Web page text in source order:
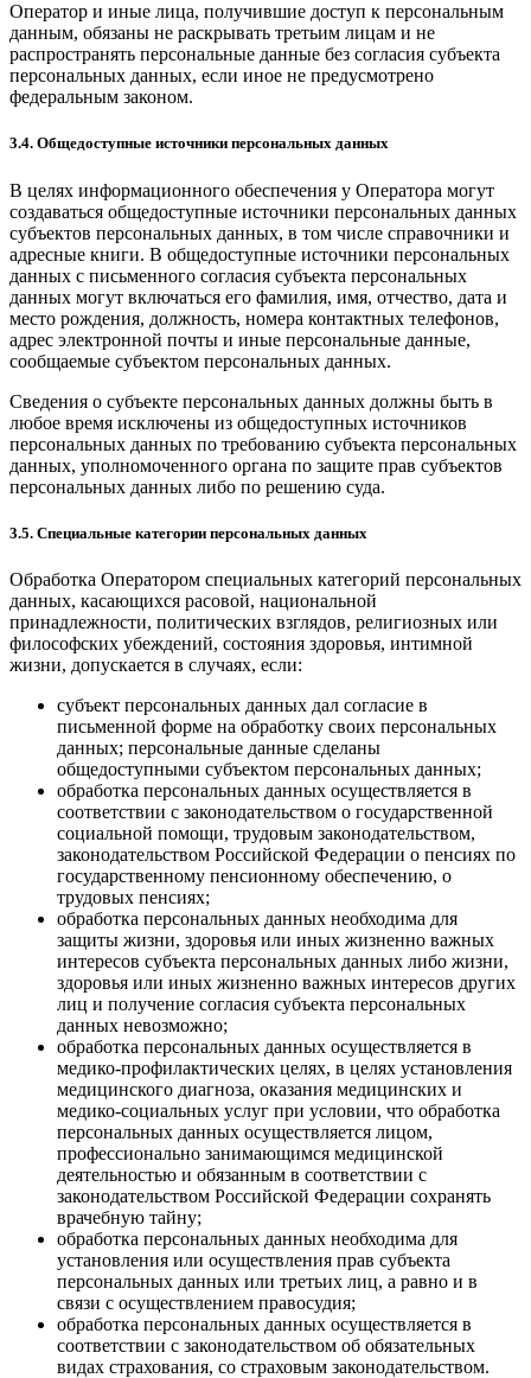
Оператор и иные лица, получившие доступ к персональным
данным, обязаны не раскрывать третьим лицам и не
распространять персональные данные без согласия субъекта
персональных данных, если иное не предусмотрено
федеральным законом.
3.4. Общедоступные источники персональных данных
В целях информационного обеспечения у Оператора могут
создаваться общедоступные источники персональных данных
субъектов персональных данных, в том числе справочники и
адресные книги. В общедоступные источники персональных
данных с письменного согласия субъекта персональных
данных могут включаться его фамилия, имя, отчество, дата и
место рождения, должность, номера контактных телефонов,
адрес электронной почты и иные персональные данные,
сообщаемые субъектом персональных данных.
Сведения о субъекте персональных данных должны быть в
любое время исключены из общедоступных источников
персональных данных по требованию субъекта персональных
данных, уполномоченного органа по защите прав субъектов
персональных данных либо по решению суда.
3.5. Специальные категории персональных данных
Обработка Оператором специальных категорий персональных
данных, касающихся расовой, национальной
принадлежности, политических взглядов, религиозных или
философских убеждений, состояния здоровья, интимной
жизни, допускается в случаях, если:
субъект персональных данных дал согласие в
письменной форме на обработку своих персональных
данных; персональные данные сделаны
общедоступными субъектом персональных данных;
обработка персональных данных осуществляется в
соответствии с законодательством о государственной
социальной помощи, трудовым законодательством,
законодательством Российской Федерации о пенсиях по
государственному пенсионному обеспечению, о
трудовых пенсиях;
обработка персональных данных необходима для
защиты жизни, здоровья или иных жизненно важных
интересов субъекта персональных данных либо жизни,
здоровья или иных жизненно важных интересов других
лиц и получение согласия субъекта персональных
данных невозможно;
обработка персональных данных осуществляется в
медико-профилактических целях, в целях установления
медицинского диагноза, оказания медицинских и
медико-социальных услуг при условии, что обработка
персональных данных осуществляется лицом,
профессионально занимающимся медицинской
деятельностью и обязанным в соответствии с
законодательством Российской Федерации сохранять
врачебную тайну;
обработка персональных данных необходима для
установления или осуществления прав субъекта
персональных данных или третьих лиц, а равно и в
связи с осуществлением правосудия;
обработка персональных данных осуществляется в
соответствии с законодательством об обязательных
видах страхования, со страховым законодательством.